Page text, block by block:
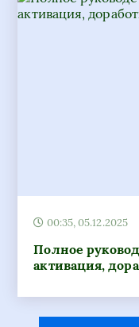
00:35, 05.12.2025
Полное
активация,